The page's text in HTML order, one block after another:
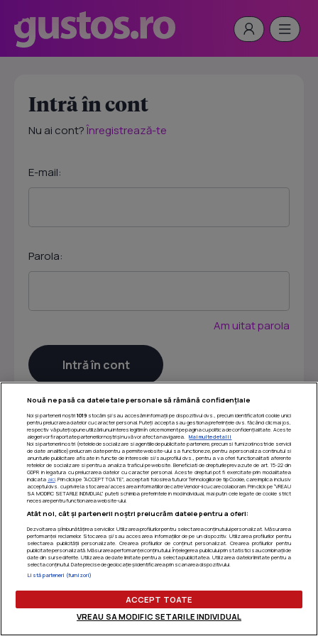
Intră în cont
Nu ai cont?Înregistrează-te
E-mail:
Parola:
Am uitat parola
Termeni si conditii|Politica de confidentialitate|Politica
de utilizare cookie-uri|Gestionați preferințele
Nouă ne pasă ca datele tale personale să rămână confidențiale
Noi și partenerii noștri 1019stocăm și/sau accesăm informații pe dispozitivul dvs., precum identificatorii cookie unici
pentru prelucrarea datelor cu caracter personal. Puteți accepta sau gestiona preferințele dvs. făcând clic mai jos,
respectiv vă puteți opune utilizării unui interes legitim în orice moment pe pagina cu politica de confidențialitate. Aceste
alegeri vor fi raportate partenerilor noștri și nu vă vor afecta navigarea.
Mai multe detalii
Noi si partenerii nostri (retelele de socializare si agentiile de publicitate partenere, precum si furnizorii nostri de servicii
de date analitice) prelucram date pentru a permite website-ului sa functioneze, pentru a personaliza continutul si
anunturile publicitare afisate in functie de interesele si/sau profilul dvs., pentru a va oferi functionalitati aferente
retelelor de socializare si pentru a analiza traficul pe website. Beneficiati de drepturile prevazute de art. 15-22 din
GDPR in legatura cu prelucrarea datelor cu caracter personal. Aceste drepturi pot fi exercitate prin modalitatea
indicata aici. Prin click pe “ACCEPT TOATE”, acceptati folosirea tuturor Tehnologiilor de tip Cookie, care implica inclusiv
acceptul dvs. cu privire la stocarea/accesarea informatiilor de catre Vendor-ii cu care colaboram. Prin click pe “VREAU
SA MODIFIC SETARILE INDIVIDUAL” puteti schimba preferintele in mod individual, mai putin cele legate de cookie strict
necesare pentru functionarea website-ului.
Atât noi, cât și partenerii noștri prelucrăm datele pentru a oferi:
Dezvoltarea și îmbunătățirea serviciilor. Utilizarea profilurilor pentru selectarea conținutului personalizat. Măsurarea
performanței reclamelor. Stocarea și/sau accesarea informațiilor de pe un dispozitiv. Utilizarea profilurilor pentru
selectarea publicității personalizate. Crearea profilurilor de conținut personalizat. Crearea profilurilor pentru
publicitate personalizată. Măsurarea performanței conținutului. Înțelegerea publicului prin statistici sau combinații de
date din surse diferite. Utilizarea de date limitate pentru a selecta publicitatea. Utilizarea datelor limitate pentru a
selecta conținutul. Date precise de geolocație și identificarea prin scanarea dispozitivului.
Listă parteneri (furnizori)
ACCEPT TOATE
VREAU SA MODIFIC SETARILE INDIVIDUAL